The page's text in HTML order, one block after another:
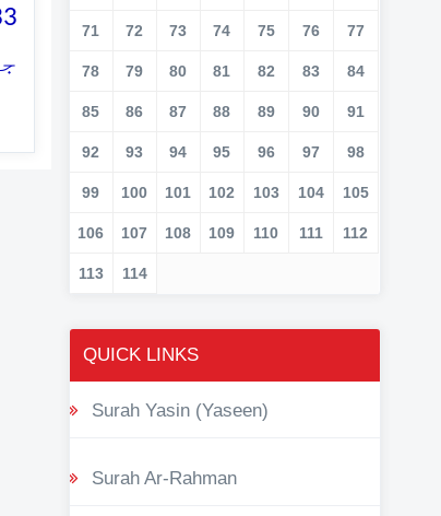
71 72 73 74 75 76 77
78 79 80 81 82 83 84
85 86 87 88 89 90 91
92 93 94 95 96 97 98
99 100 101 102 103 104 105
106 107 108 109 110 111 112
113 114
QUICK LINKS
Surah Yasin (Yaseen)
Surah Ar-Rahman